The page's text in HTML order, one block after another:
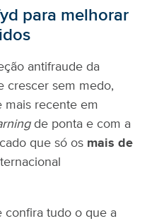
para melhorar
antifraude da
crescer sem medo,
mais recente em
de ponta e com a
que só os mais de
confira tudo o que a